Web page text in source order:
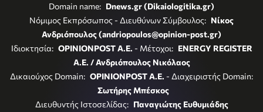
Domain name: Dnews.gr (Dikaiologitika.gr)
Νόμιμος Εκπρόσωπος - Διευθύνων Σύμβουλος: Νίκος
Ανδριόπουλος (andriopoulos@opinion-post.gr)
Ιδιοκτησία: OPINIONPOST A.E. - Μέτοχοι: ENERGY REGISTER
Α.Ε. / Ανδριόπουλος Νικόλαος
Δικαιούχος Domain: OPINIONPOST A.E. - Διαχειριστής Domain:
Σωτήρης Μπέσκος
Διευθυντής Ιστοσελίδας: Παναγιώτης Ευθυμιάδης